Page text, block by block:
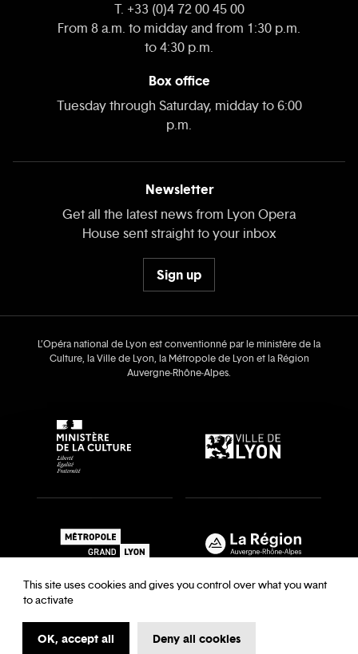
T. +33 (0)4 72 00 45 00
From 8 a.m. to midday and from 1:30 p.m.
to 4:30 p.m.
Box office
Tuesday through Saturday, midday to 6:00
p.m.
Newsletter
Get all the latest news from Lyon Opera
House sent straight to your inbox
Sign up
L’Opéra national de Lyon est conventionné par le ministère de la
Culture, la Ville de Lyon, la Métropole de Lyon et la Région
Auvergne‑Rhône‑Alpes.
Recrutements & auditions Legal notice
This site uses cookies and gives you control over what you want
to activate
OK, accept all Deny all cookies